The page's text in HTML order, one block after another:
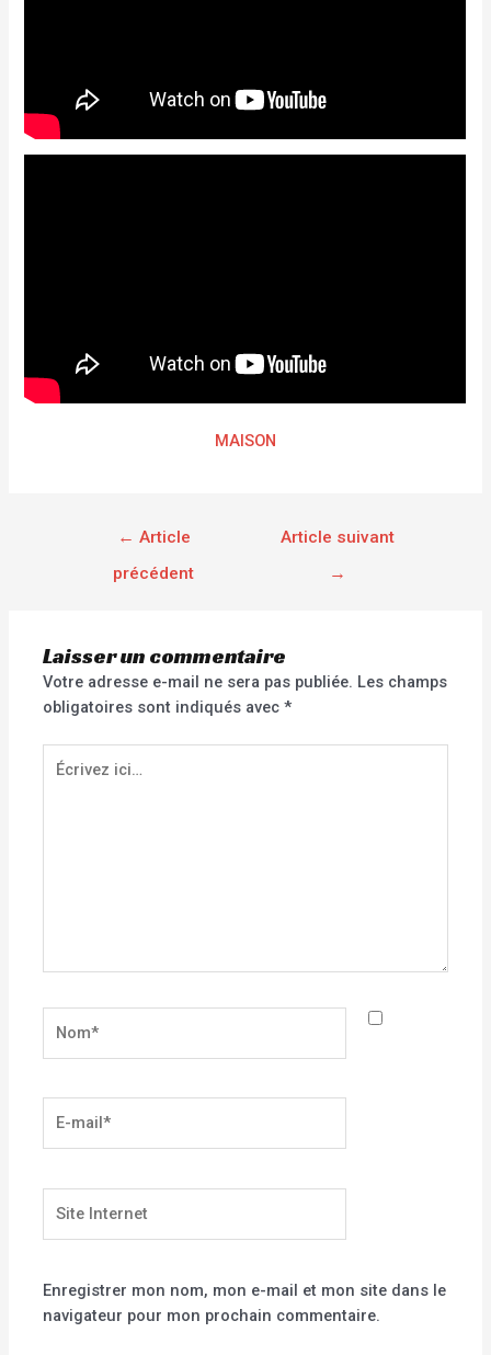
MAISON
← Article
précédent
Article suivant
→
Laisser un commentaire
Votre adresse e-mail ne sera pas publiée. Les champs
obligatoires sont indiqués avec*
Écrivez
ici…
mail*
Internet
Enregistrer mon nom, mon e-mail et mon site dans le
navigateur pour mon prochain commentaire.